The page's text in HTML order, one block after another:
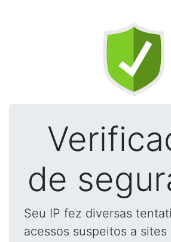
de
Seu IP fez diversas
acessos suspeitos a sites